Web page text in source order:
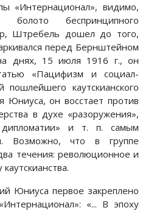
«Интернационал», видимо,
беспринципного
Штребель дошел до того,
перед Бернштейном
днях, 15 июля 1916 г., он
«Пацифизм и социал-
каутскианского
Юниуса, он восстает против
в духе «разоружения»,
дипломатии» и т. п. самым
Возможно, что в группе
течения: революционное и
Юниуса первое закреплено
«... В эпоху